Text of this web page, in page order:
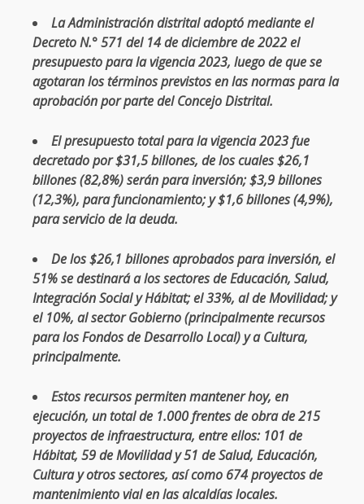
La Administración distrital adoptó mediante el
Decreto N.° 571 del 14 de diciembre de 2022 el
presupuesto para la vigencia 2023, luego de que se
agotaran los términos previstos en las normas para la
aprobación por parte del Concejo Distrital.
El presupuesto total para la vigencia 2023 fue
decretado por $31,5 billones, de los cuales $26,1
billones (82,8%) serán para inversión; $3,9 billones
(12,3%), para funcionamiento; y $1,6 billones (4,9%),
para servicio de la deuda.
De los $26,1 billones aprobados para inversión, el
51% se destinará a los sectores de Educación, Salud,
Integración Social y Hábitat; el 33%, al de Movilidad; y
el 10%, al sector Gobierno (principalmente recursos
para los Fondos de Desarrollo Local) y a Cultura,
principalmente.
Estos recursos permiten mantener hoy, en
ejecución, un total de 1.000 frentes de obra de 215
proyectos de infraestructura, entre ellos: 101 de
Hábitat, 59 de Movilidad y 51 de Salud, Educación,
Cultura y otros sectores, así como 674 proyectos de
mantenimiento vial en las alcaldías locales.